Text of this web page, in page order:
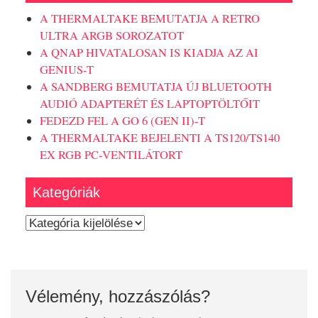
A THERMALTAKE BEMUTATJA A RETRO
ULTRA ARGB SOROZATOT
A QNAP HIVATALOSAN IS KIADJA AZ AI
GENIUS-T
A SANDBERG BEMUTATJA ÚJ BLUETOOTH
AUDIÓ ADAPTERÉT ÉS LAPTOPTÖLTŐIT
FEDEZD FEL A GO 6 (GEN II)-T
A THERMALTAKE BEJELENTI A TS120/TS140
EX RGB PC-VENTILÁTORT
Kategóriák
Kategóriák
Vélemény, hozzászólás?